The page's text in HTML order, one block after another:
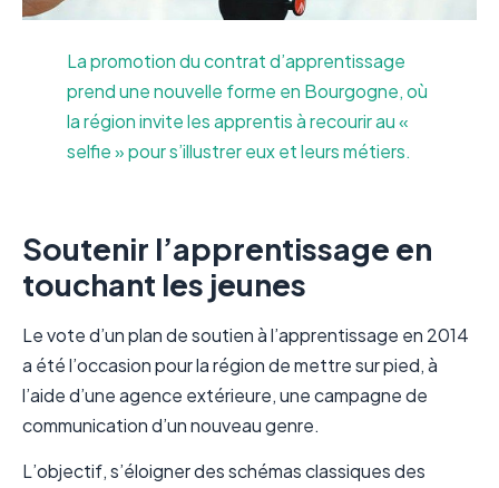
La promotion du contrat d’apprentissage
prend une nouvelle forme en Bourgogne, où
la région invite les apprentis à recourir au «
selfie » pour s’illustrer eux et leurs métiers.
Soutenir l’apprentissage en
touchant les jeunes
Le vote d’un plan de soutien à l’apprentissage en 2014
a été l’occasion pour la région de mettre sur pied, à
l’aide d’une agence extérieure, une campagne de
communication d’un nouveau genre.
L’objectif, s’éloigner des schémas classiques des